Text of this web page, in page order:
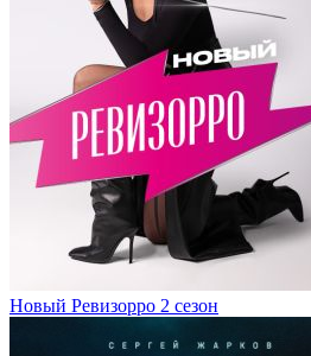
Новый Ревизорро 2 сезон